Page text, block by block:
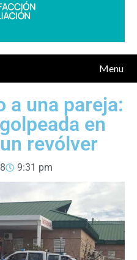
Menu
a una pareja:
en
revólver
9:31 pm